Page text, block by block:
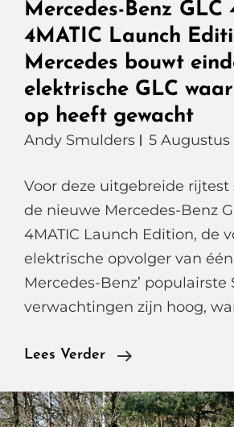
Mercedes-Benz GLC
4MATIC Launch
Mercedes bouwt
elektrische GLC
op heeft gewacht
Andy Smulders 5 Augustus
Voor deze uitgebreide
de nieuwe Mercedes-Benz
4MATIC Launch Edition, de
elektrische opvolger van
Mercedes-Benz’ populairste
verwachtingen zijn hoog,
Lees Verder
Mercedes-
GLC